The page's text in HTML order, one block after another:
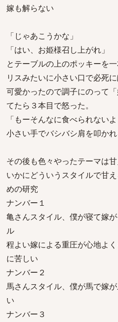
嫁も解らない
「じゃあこうかな」
「はい、お姫様召し上がれ」
とテーブルの上のポッキーを
リスみたいに小さい口で必死
可愛かったので調子にのって
てたら３本目で怒った。
「もーそんなに食べられないよ
小さい手でバシバシ肩を叩かれ
その後も色々やったテーマは
いかにどういうスタイルで甘
めの研究
ナンバー１
亀さんスタイル、僕が寝て嫁
ル
程よい嫁による重圧が心地よ
に苦しい
ナンバー２
馬さんスタイル、僕が馬で嫁
い
ナンバー３